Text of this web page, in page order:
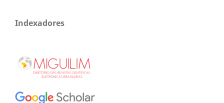
Indexadores